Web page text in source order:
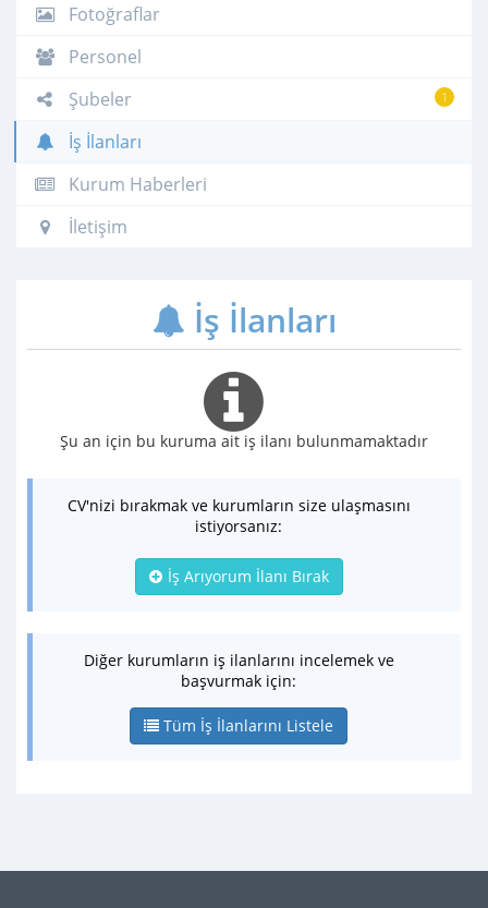
Fotoğraflar
Personel
1
Şubeler
İş İlanları
Kurum Haberleri
İletişim
İş İlanları
Şu an için bu kuruma ait iş ilanı bulunmamaktadır
CV'nizi bırakmak ve kurumların size ulaşmasını
istiyorsanız:
İş Arıyorum İlanı Bırak
Diğer kurumların iş ilanlarını incelemek ve
başvurmak için:
Tüm İş İlanlarını Listele